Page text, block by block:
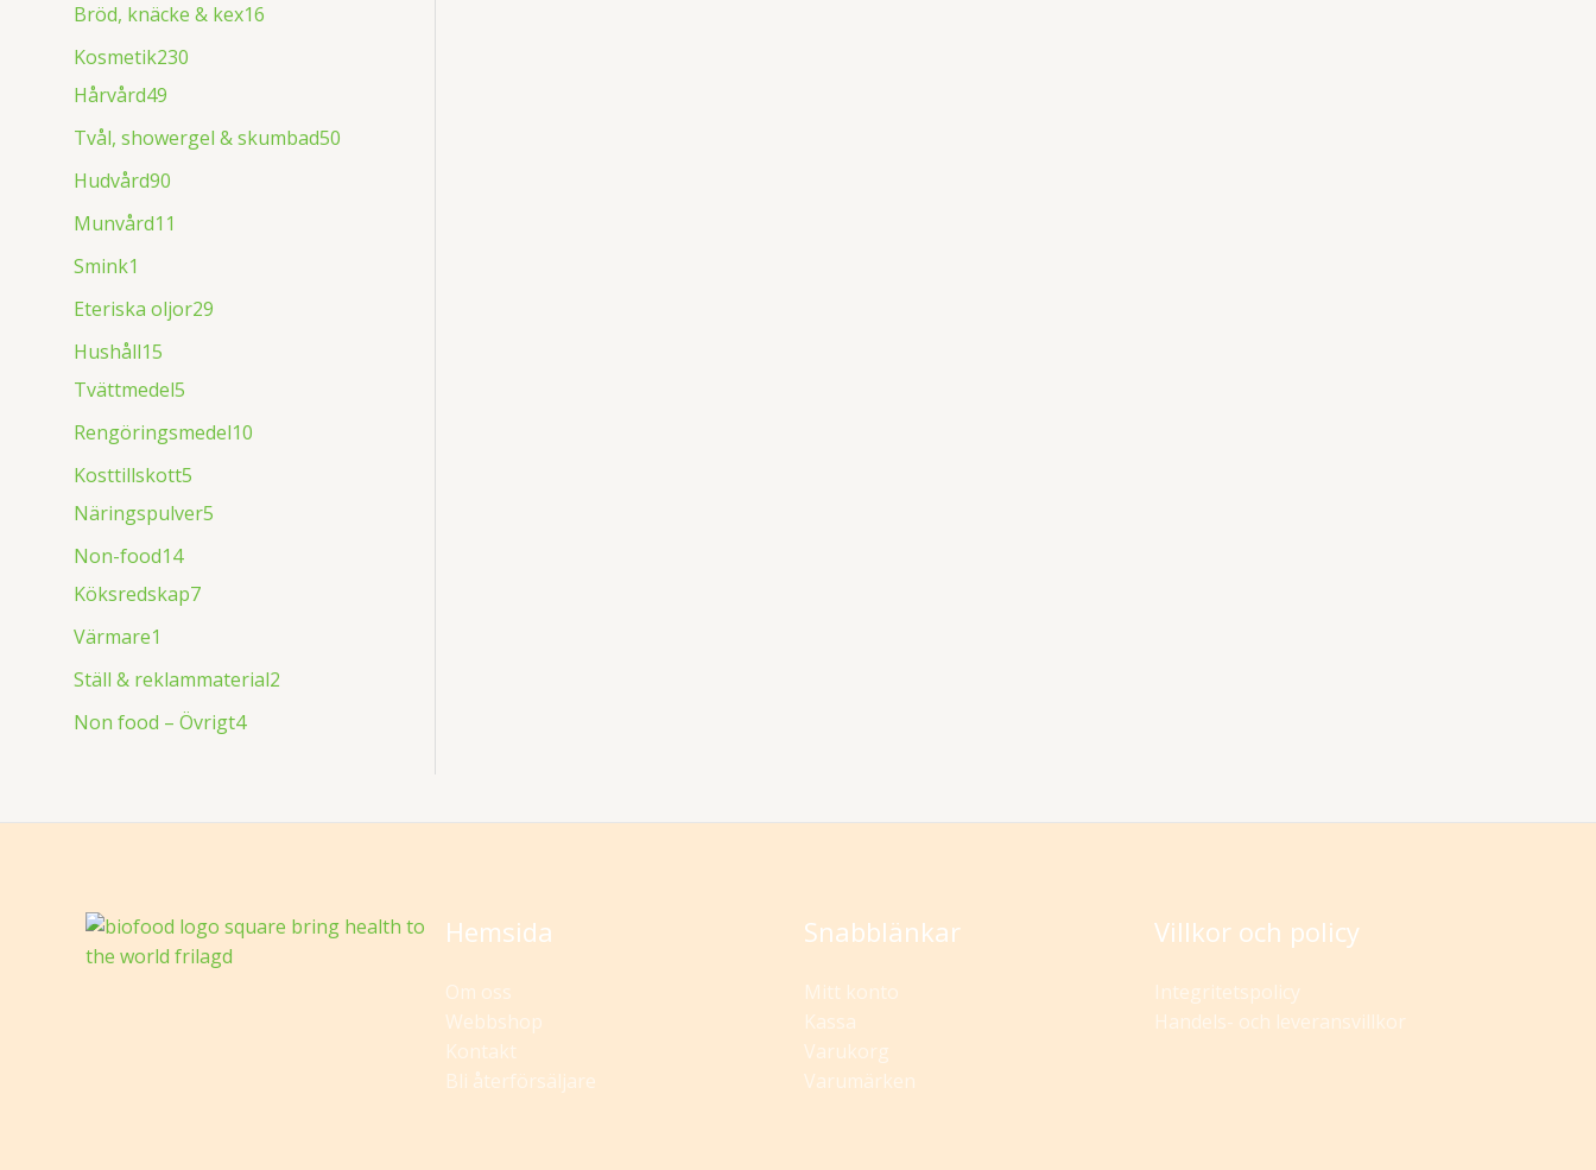
Bröd, knäcke & kex16
Kosmetik230
Hårvård49
Tvål, showergel & skumbad50
Hudvård90
Munvård11
Smink1
Eteriska oljor29
Hushåll15
Tvättmedel5
Rengöringsmedel10
Kosttillskott5
Näringspulver5
Non-food14
Köksredskap7
Värmare1
Ställ & reklammaterial2
Non food – Övrigt4
Hemsida
Om oss
Webbshop
Kontakt
Bli återförsäljare
Snabblänkar
Mitt konto
Kassa
Varukorg
Varumärken
Villkor och policy
Integritetspolicy
Handels- och leveransvillkor